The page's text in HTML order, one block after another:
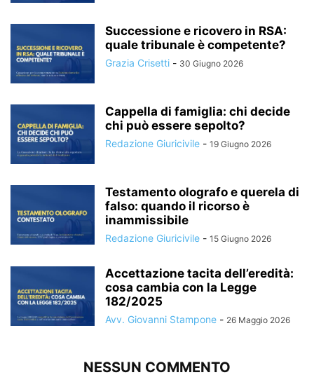
Successione e ricovero in RSA:
quale tribunale è competente?
Grazia Crisetti - 30 Giugno 2026
Cappella di famiglia: chi decide
chi può essere sepolto?
Redazione Giuricivile - 19 Giugno 2026
Testamento olografo e querela di
falso: quando il ricorso è
inammissibile
Redazione Giuricivile - 15 Giugno 2026
Accettazione tacita dell’eredità:
cosa cambia con la Legge
182/2025
Avv. Giovanni Stampone - 26 Maggio 2026
NESSUN COMMENTO